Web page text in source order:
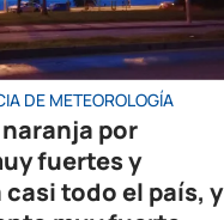
DE METEOROLOGÍA
por
fuertes y
casi todo el país, y